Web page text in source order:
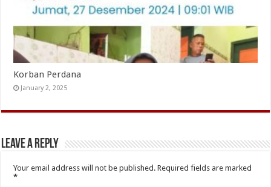
Korban Perdana
January 2, 2025
Leave a Reply
Your email address will not be published. Required fields are marked
*